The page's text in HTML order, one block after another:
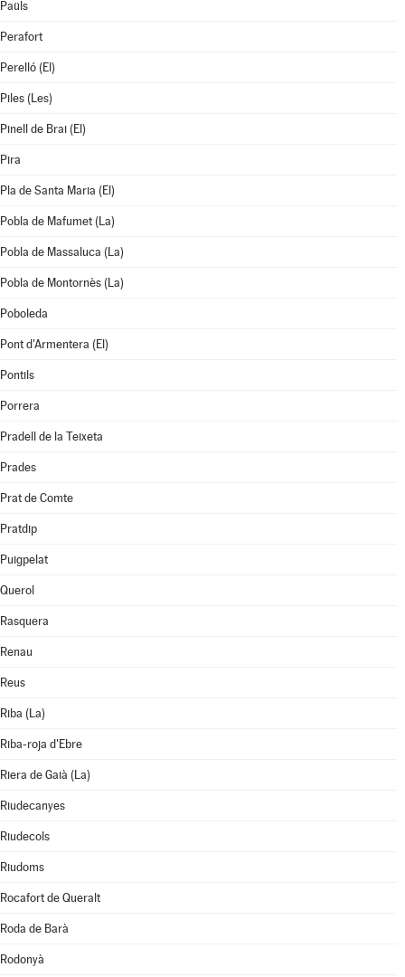
Paüls
Perafort
Perelló (El)
Piles (Les)
Pinell de Brai (El)
Pira
Pla de Santa Maria (El)
Pobla de Mafumet (La)
Pobla de Massaluca (La)
Pobla de Montornès (La)
Poboleda
Pont d'Armentera (El)
Pontils
Porrera
Pradell de la Teixeta
Prades
Prat de Comte
Pratdip
Puigpelat
Querol
Rasquera
Renau
Reus
Riba (La)
Riba-roja d'Ebre
Riera de Gaià (La)
Riudecanyes
Riudecols
Riudoms
Rocafort de Queralt
Roda de Barà
Rodonyà